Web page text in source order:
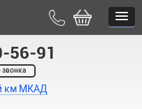
56-91
звонка
км МКАД